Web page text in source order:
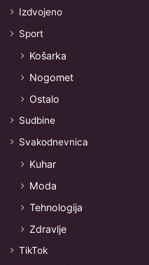
Izdvojeno
Sport
Košarka
Nogomet
Ostalo
Sudbine
Svakodnevnica
Kuhar
Moda
Tehnologija
Zdravlje
TikTok